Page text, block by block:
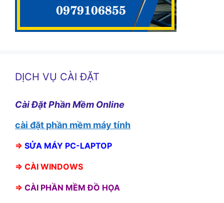
DỊCH VỤ CÀI ĐẶT
Cài Đặt Phần Mềm Online
cài đặt phần mềm máy tính
⇒ SỬA MÁY PC-LAPTOP
⇒ CÀI WINDOWS
⇒ CÀI PHẦN MỀM ĐỒ HỌA